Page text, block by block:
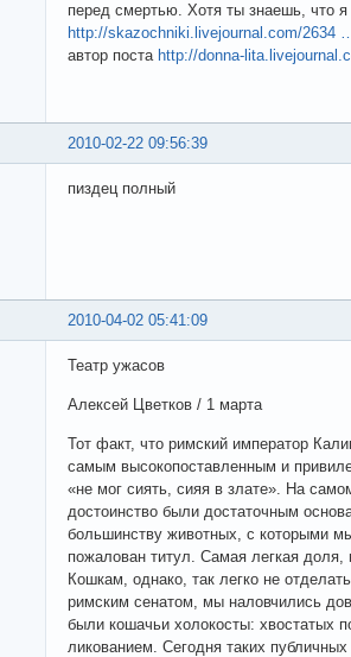
перед смертью. Хотя ты знаешь, что
http://skazochniki.livejournal.com/2634
автор поста http://donna-
2010-02-22 09:56:39
пиздец полный
2010-04-02 05:41:09
Театр ужасов
Алексей Цветков / 1 марта
Тот факт, что римский император
самым высокопоставленным и
«не мог сиять, сияя в злате». На
достоинство были достаточным
большинству животных, с которыми
пожалован титул. Самая легкая
Кошкам, однако, так легко не
римским сенатом, мы наловчились
были кошачьи холокосты: хвостатых
ликованием. Сегодня таких